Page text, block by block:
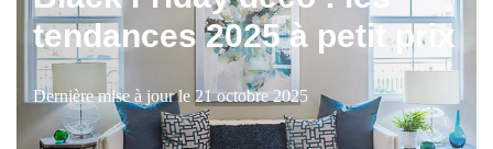
tendances 2025 à petit prix
Dernière mise à jour le 21 octobre 2025